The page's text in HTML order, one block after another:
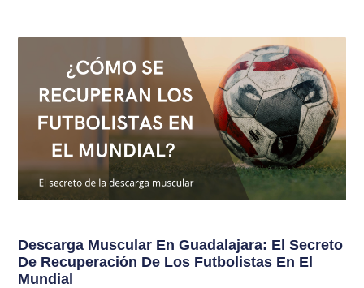
Descarga Muscular En Guadalajara: El Secreto
De Recuperación De Los Futbolistas En El
Mundial